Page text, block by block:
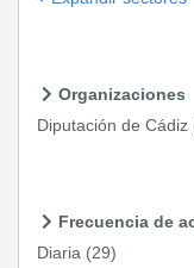
Organizaciones
Diputación de Cádiz
Frecuencia de
Diaria (29)